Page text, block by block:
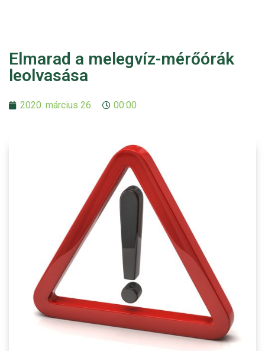
Elmarad a melegvíz-mérőórák
leolvasása
2020. március 26. 00:00